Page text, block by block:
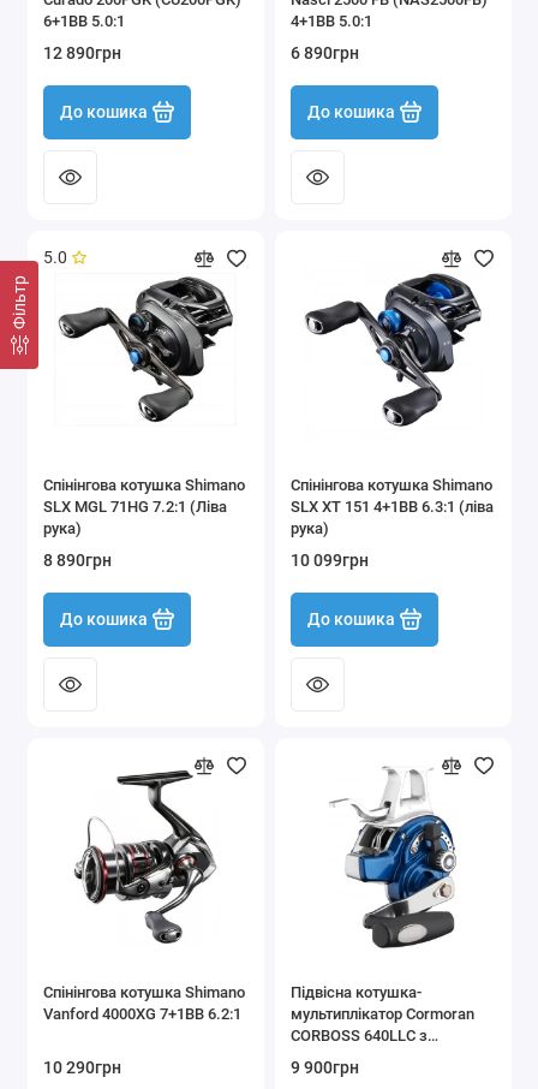
Фільтр
6+1BB 5.0:1
12 890грн
До кошика
4+1BB 5.0:1
6 890грн
До кошика
5.0
Спінінгова котушка Shimano
SLX MGL 71HG 7.2:1 (Ліва
рука)
8 890грн
До кошика
Спінінгова котушка Shimano
SLX XT 151 4+1BB 6.3:1 (ліва
рука)
10 099грн
До кошика
Спінінгова котушка Shimano
Vanford 4000XG 7+1BB 6.2:1
10 290грн
Підвісна котушка-
мультиплікатор Cormoran
CORBOSS 640LLC з
вбудованим лічильником
9 900грн